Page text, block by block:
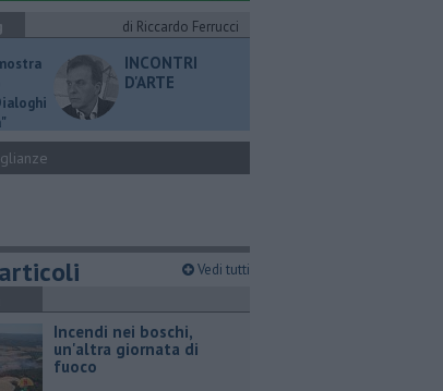
di Riccardo Ferrucci
INCONTRI
D'ARTE
Vedi tutti
Incendi nei boschi,
un'altra giornata di
fuoco